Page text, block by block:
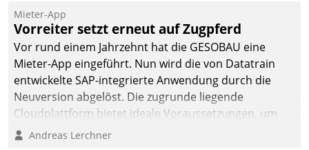
Die monatlichen
Mitteilungen zum
Heizungs- und
Wasserverbrauch gehen
automatisiert, vollständig
und auf Wunsch über
mehrere zuvor
Kommunikationswege bei
Mieter-App
Vorreiter setzt erneut auf Zugpferd
Vor rund einem Jahrzehnt hat die GESOBAU eine
Mieter-App eingeführt. Nun wird die von Datatrain
entwickelte SAP-integrierte Anwendung durch die
Neuversion abgelöst. Die zugrunde liegende
Cloudplattform bietet ideale Voraussetzungen, um
die Funktionalität der App zu erweitern und weitere
Andreas Lerchner